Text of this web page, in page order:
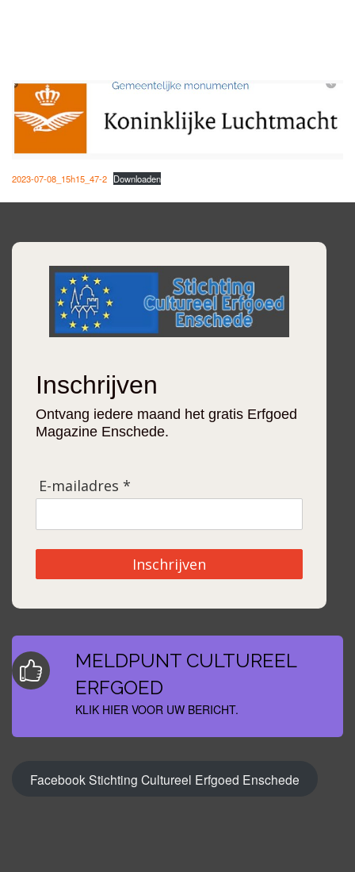
2023-07-08_15h15_47-2 Downloaden
Inschrijven
Ontvang iedere maand het gratis Erfgoed
Magazine Enschede.
E-mailadres *
Inschrijven
MELDPUNT CULTUREEL
ERFGOED
KLIK HIER VOOR UW BERICHT.
Facebook Stichting Cultureel Erfgoed Enschede